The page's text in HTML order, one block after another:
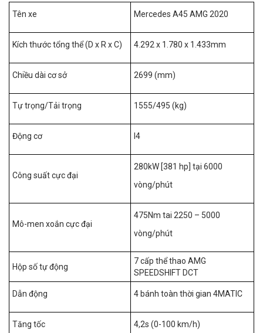
Tên xe Mercedes A45 AMG 2020
Kích thước tổng thể (D x R x C) 4.292 x 1.780 x 1.433mm
Chiều dài cơ sở 2699 (mm)
Tự trọng/Tải trọng 1555/495 (kg)
Động cơ I4
Công suất cực đại
280kW [381 hp] tại 6000
vòng/phút
Mô-men xoắn cực đại
475Nm tai 2250 – 5000
vòng/phút
Hộp số tự động
7 cấp thể thao AMG
SPEEDSHIFT DCT
Dẫn động 4 bánh toàn thời gian 4MATIC
Tăng tốc 4,2s (0-100 km/h)